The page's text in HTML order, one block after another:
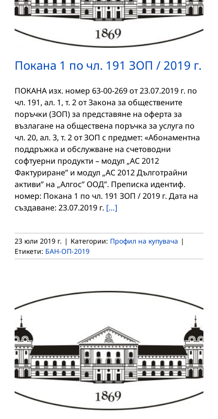
Покана 1 по чл. 191 ЗОП / 2019 г.
ПОКАНА изх. номер 63-00-269 от 23.07.2019 г. по
чл. 191, ал. 1, т. 2 от Закона за обществените
поръчки (ЗОП) за представяне на оферта за
възлагане на обществена поръчка за услуга по
чл. 20, ал. 3, т. 2 от ЗОП с предмет: «Абонаментна
поддръжка и обслужване на счетоводни
софтуерни продукти – модул „АС 2012
Фактуриране” и модул „АС 2012 Дълготрайни
активи” на „Алгос” ООД”. Преписка идентиф.
номер: Покана 1 по чл. 191 ЗОП / 2019 г. Дата на
създаване: 23.07.2019 г. […]
23 юли 2019 г. | Категории: Профил на купувача |
Етикети: БАН-ОП-2019